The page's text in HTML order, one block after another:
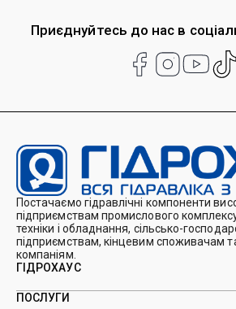
Приєднуйтесь до нас в
Постачаємо гідравлічні компоненти
підприємствам промислового
техніки і обладнання, сільсько-
підприємствам, кінцевим споживачам
компаніям.
ГІДРОХАУС
Про нас
ПОСЛУГИ